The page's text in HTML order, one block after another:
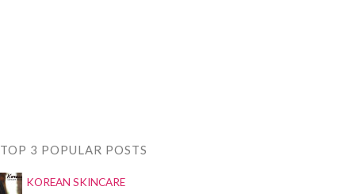
TOP 3 POPULAR POSTS
KOREAN SKINCARE